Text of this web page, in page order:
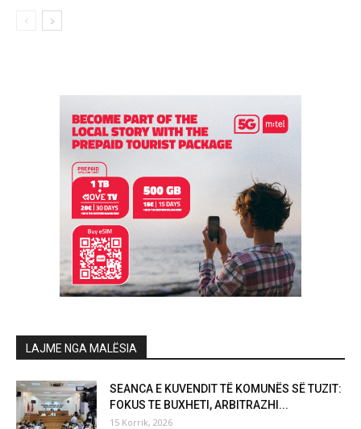
LAJME NGA MALËSIA
SEANCA E KUVENDIT TË KOMUNËS SË TUZIT:
FOKUS TE BUXHETI, ARBITRAZHI...
15 Korrik, 2026